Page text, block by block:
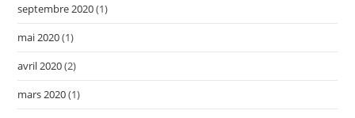
septembre 2020(1)
mai 2020(1)
avril 2020(2)
mars 2020(1)